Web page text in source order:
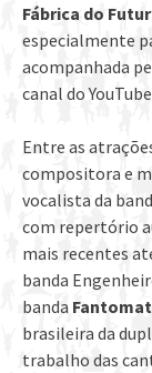
Fábrica do
especialmente
acompanhada
canal do
Entre as
compositora e
vocalista da
com repertório
mais recentes
banda
banda
brasileira da
trabalho das